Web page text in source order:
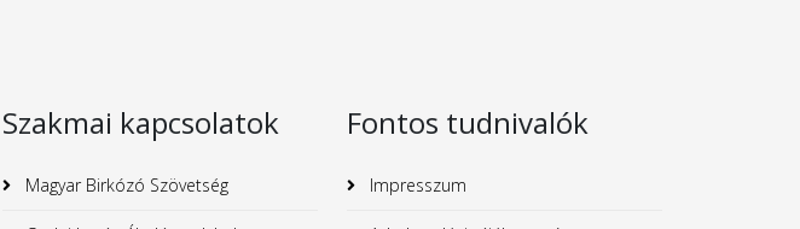
Szakmai kapcsolatok
Magyar Birkózó Szövetség
Fontos tudnivalók
Impresszum